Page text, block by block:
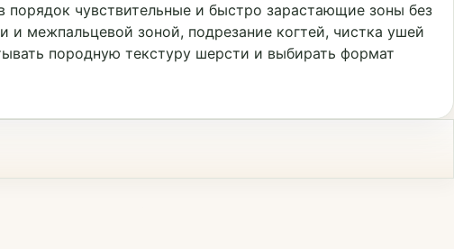
чувствительные и быстро зарастающие зоны без
и межпальцевой зоной, подрезание когтей, чистка ушей
породную текстуру шерсти и выбирать формат